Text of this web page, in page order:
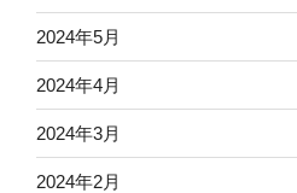
2024年5月
2024年4月
2024年3月
2024年2月